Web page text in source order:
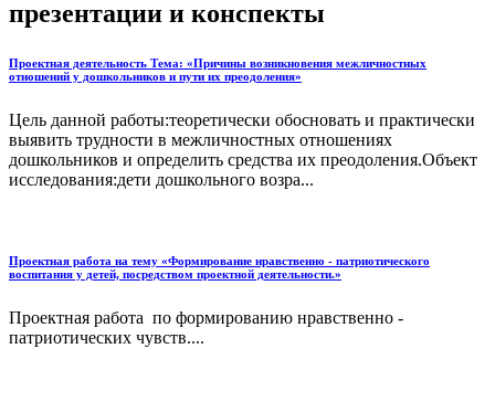
презентации и конспекты
Проектная деятельность Тема: «Причины возникновения межличностных
отношений у дошкольников и пути их преодоления»
Цель данной работы:теоретически обосновать и практически
выявить трудности в межличностных отношениях
дошкольников и определить средства их преодоления.Объект
исследования:дети дошкольного возра...
Проектная работа на тему «Формирование нравственно - патриотического
воспитания у детей, посредством проектной деятельности.»
Проектная работа по формированию нравственно -
патриотических чувств....